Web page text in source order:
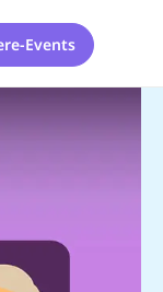
Events